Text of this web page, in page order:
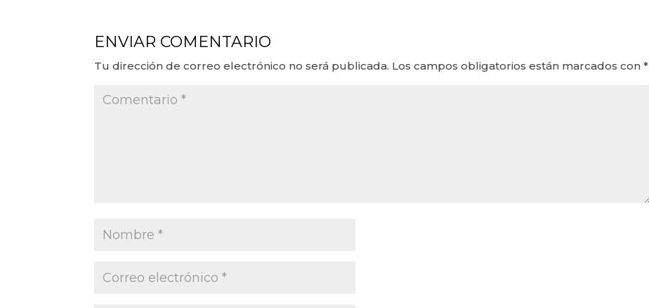
ENVIAR COMENTARIO
Tu dirección de correo electrónico no será publicada. Los campos obligatorios están marcados con*